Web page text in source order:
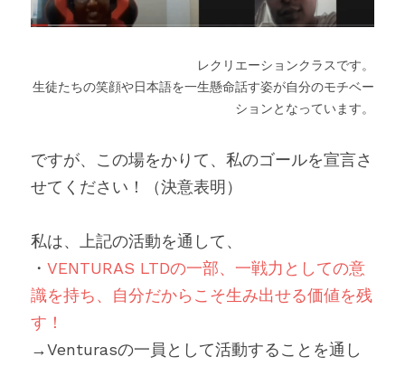
レクリエーションクラスです。
生徒たちの笑顔や日本語を一生懸命話す姿が自分のモチベー
ションとなっています。
ですが、この場をかりて、私のゴールを宣言さ
せてください！（決意表明）
私は、上記の活動を通して、
・ VENTURAS LTDの一部、一戦力としての意
識を持ち、自分だからこそ生み出せる価値を残
す！
→Venturasの一員として活動することを通し